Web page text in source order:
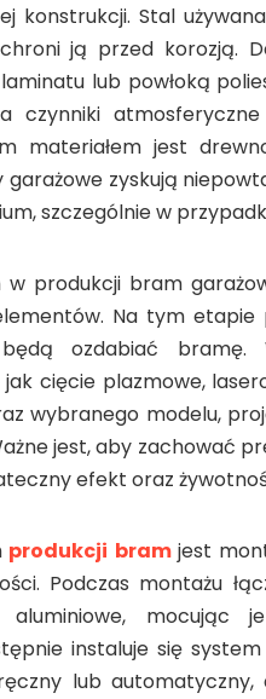
konstrukcji. Stal
ją przed korozją.
lub powłoką
czynniki
materiałem jest
garażowe zyskują
szczególnie w
w produkcji bram
Na tym etapie
ozdabiać bramę.
cięcie plazmowe,
wybranego modelu,
jest, aby zachować
efekt oraz
produkcji bram jest
Podczas montażu
aluminiowe, mocując
instaluje się
lub automatyczny,